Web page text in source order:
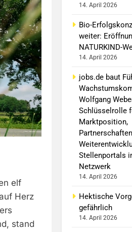
elf
Herz
stand
14. April 2026
Bio-
weiter:
NATURKIND-
14. April 2026
jobs.de baut
Wolfgang
Schlüsselrolle
Marktposition,
Stellenportals
Netzwerk
14. April 2026
Hektische
gefährlich
14. April 2026